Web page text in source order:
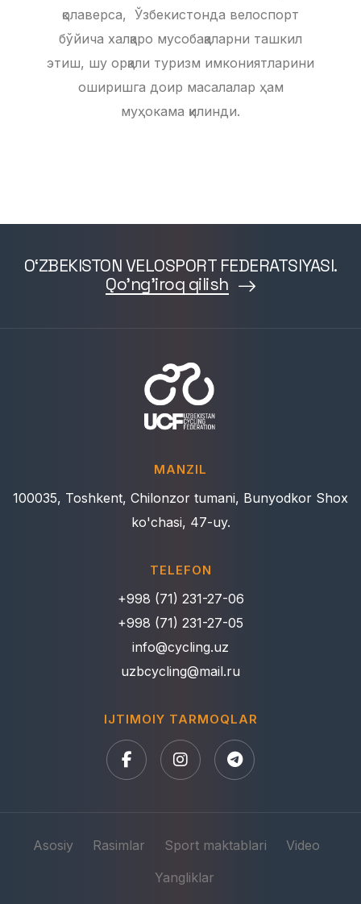
қолаверса, Ўзбекистонда велоспорт
бўйича халқаро мусобақаларни ташкил
этиш, шу орқали туризм имкониятларини
оширишга доир масалалар ҳам
муҳокама қилинди.
O‘ZBEKISTON VELOSPORT FEDERATSIYASI.
Qo'ng'iroq qilish
MANZIL
100035, Toshkent, Chilonzor tumani, Bunyodkor Shox
ko'chasi, 47-uy.
TELEFON
+998 (71) 231-27-06
+998 (71) 231-27-05
info@cycling.uz
uzbcycling@mail.ru
IJTIMOIY TARMOQLAR
Asosiy Rasimlar Sport maktablari
Video
Yangliklar